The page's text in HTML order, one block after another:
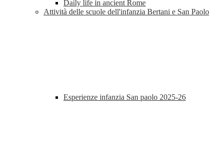
Daily life in ancient Rome
Attività delle scuole dell'infanzia Bertani e San Paolo
Esperienze infanzia San paolo 2025-26